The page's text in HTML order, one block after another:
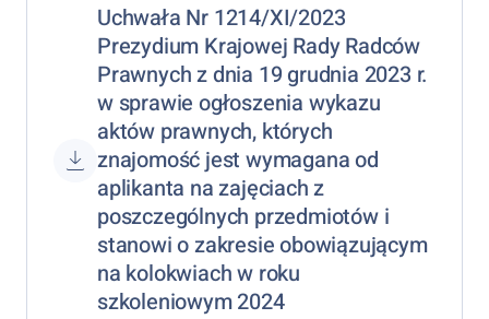
Uchwała Nr 1214/XI/2023
Prezydium Krajowej Rady Radców
Prawnych z dnia 19 grudnia 2023 r.
w sprawie ogłoszenia wykazu
aktów prawnych, których
znajomość jest wymagana od
aplikanta na zajęciach z
poszczególnych przedmiotów i
stanowi o zakresie obowiązującym
na kolokwiach w roku
szkoleniowym 2024